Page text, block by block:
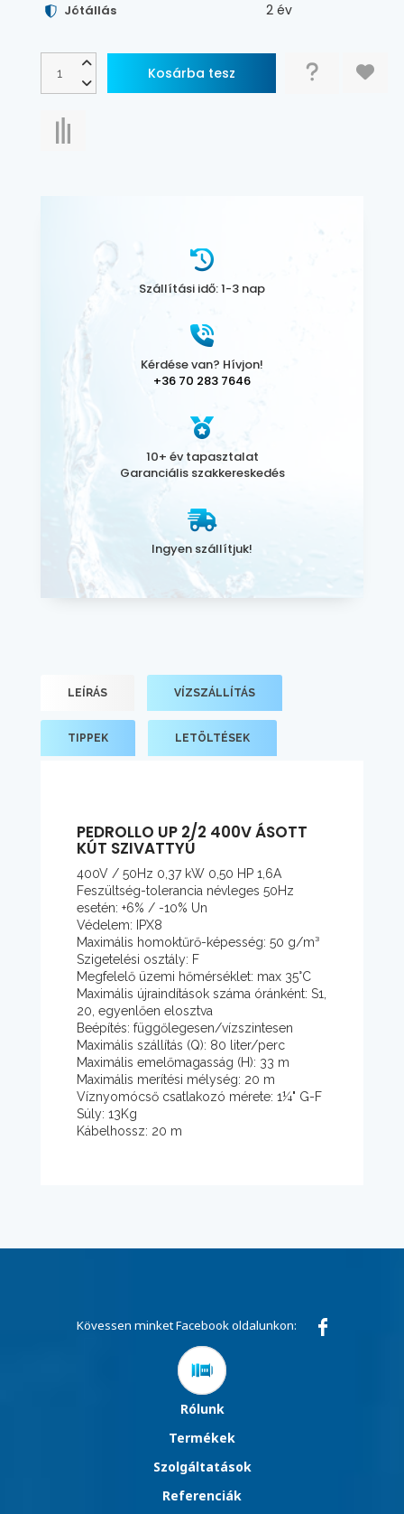
Jótállás 2 év
Szállítási idő: 1-3 nap
Kérdése van? Hívjon!
+36 70 283 7646
10+ év tapasztalat
Garanciális szakkereskedés
Ingyen szállítjuk!
LEÍRÁS VÍZSZÁLLÍTÁS
TIPPEK LETÖLTÉSEK
PEDROLLO UP 2/2 400V ÁSOTT
KÚT SZIVATTYÚ
400V / 50Hz 0,37 kW 0,50 HP 1,6A
Feszültség-tolerancia névleges 50Hz
esetén: +6% / -10% Un
Védelem: IPX8
Maximális homoktűrő-képesség: 50 g/m³
Szigetelési osztály: F
Megfelelő üzemi hőmérséklet: max 35°C
Maximális újraindítások száma óránként: S1,
20, egyenlően elosztva
Beépítés: függőlegesen/vízszintesen
Maximális szállítás (Q): 80 liter/perc
Maximális emelőmagasság (H): 33 m
Maximális merítési mélység: 20 m
Víznyomócső csatlakozó mérete: 1¼" G-F
Súly: 13Kg
Kábelhossz: 20 m
Kövessen minket Facebook oldalunkon:
Rólunk
Termékek
Szolgáltatások
Referenciák